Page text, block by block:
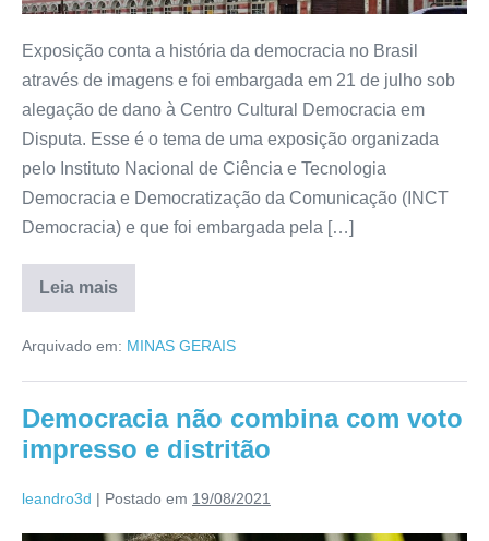
Exposição conta a história da democracia no Brasil
através de imagens e foi embargada em 21 de julho sob
alegação de dano à Centro Cultural Democracia em
Disputa. Esse é o tema de uma exposição organizada
pelo Instituto Nacional de Ciência e Tecnologia
Democracia e Democratização da Comunicação (INCT
Democracia) e que foi embargada pela […]
Leia mais
Arquivado em: MINAS GERAIS
Democracia não combina com voto
impresso e distritão
leandro3d | Postado em 19/08/2021